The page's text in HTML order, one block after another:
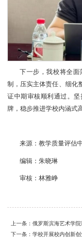
下一步，我校将全
制，压实主体责任、细化
证中期审核顺利通过。
牌，稳步推进学校内涵式
来源：教学质量评估
编辑：朱晓琳
审核：林雅峥
上一条：俄罗斯滨海艺术学
下一条：学校开展校内创新